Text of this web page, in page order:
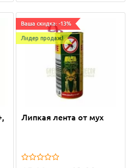
Ваша скидка: -13%
Лидер продаж!
Липкая лента от мух